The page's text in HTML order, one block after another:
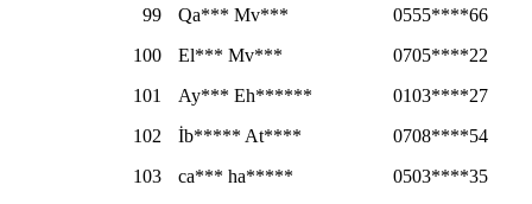
99
Qa*** Mv***
0555****66
100
El*** Mv***
0705****22
101
Ay*** Eh******
0103****27
102
İb***** At****
0708****54
103
ca*** ha*****
0503****35